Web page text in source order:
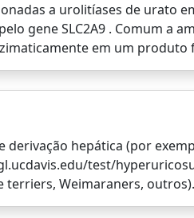
a urolitíases de urato
gene SLC2A9 . Comum a
em um
derivação hepática (por
test/
Weimaraners,